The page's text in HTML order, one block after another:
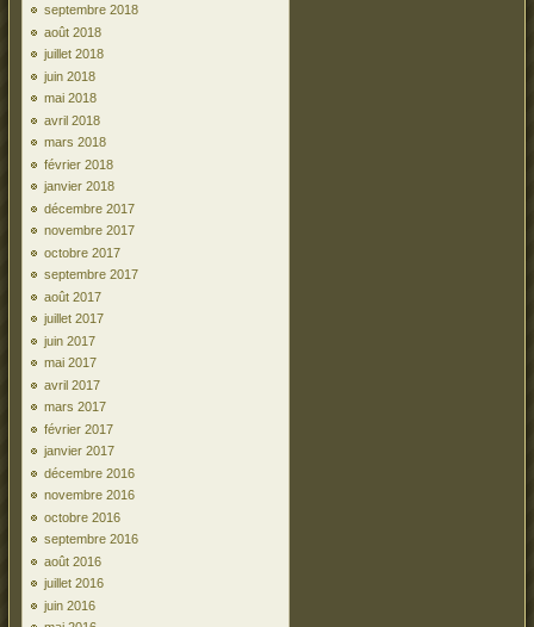
septembre 2018
août 2018
juillet 2018
juin 2018
mai 2018
avril 2018
mars 2018
février 2018
janvier 2018
décembre 2017
novembre 2017
octobre 2017
septembre 2017
août 2017
juillet 2017
juin 2017
mai 2017
avril 2017
mars 2017
février 2017
janvier 2017
décembre 2016
novembre 2016
octobre 2016
septembre 2016
août 2016
juillet 2016
juin 2016